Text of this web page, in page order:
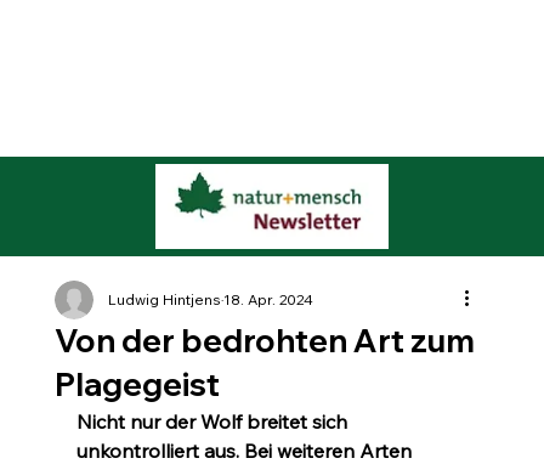
Von der bedrohten Art zum
Plagegeist
Ludwig Hintjens18. Apr. 2024
Nicht nur der Wolf breitet sich
unkontrolliert aus. Bei weiteren Arten